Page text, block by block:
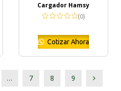
Cargador Hamsy
(0)
Cotizar Ahora
… 7 8 9